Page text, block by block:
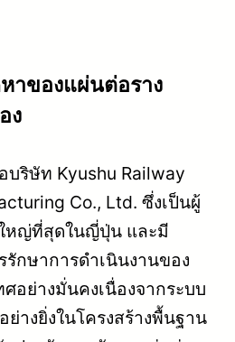
าของแผ่นต่อราง
ง
บริษัท Kyushu Railway
Co., Ltd. ซึ่งเป็นผู้
หญ่ที่สุดในญี่ปุ่น และมี
กษาการดำเนินงานของ
อย่างมั่นคงเนื่องจากระบบ
างยิ่งในโครงสร้างพื้นฐาน